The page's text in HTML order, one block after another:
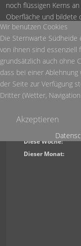
noch flüssigen Kerns
Oberfläche und bildete
Meere gehalten wurden.
Ausrüstung:
Großes Teleskop der
Canon 350d gemacht.
Diese Woche:
Dieser Monat:
Wir benutzen Cookies
Die Sternwarte Südheide
von ihnen sind
grundsätzlich auch ohne
dass bei einer
der Seite zur Verfügung
Dritter (Wetter, Navigation
Akzeptieren